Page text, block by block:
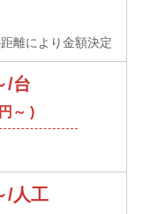
離により金額決定
/台
～ )
/人工